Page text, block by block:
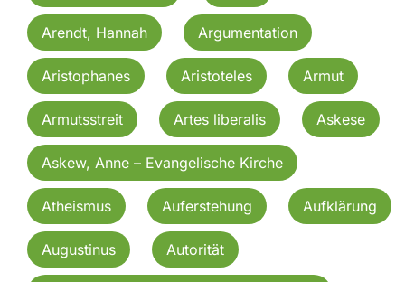
Arendt, Hannah Argumentation
Aristophanes Aristoteles Armut
Armutsstreit Artes liberalis Askese
Askew, Anne – Evangelische Kirche
Atheismus Auferstehung Aufklärung
Augustinus Autorität